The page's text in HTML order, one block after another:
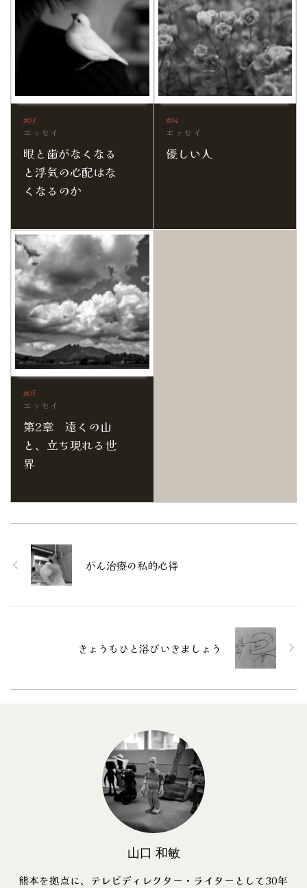
エッセイ
眼と歯がなくなる
と浮気の心配はな
くなるのか
エッセイ
優しい人
エッセイ
第2章 遠くの山
と、立ち現れる世
界
がん治療の私的心得
きょうもひと浴びいきましょう
山口 和敏
熊本を拠点に、テレビディレクター・ライターとして30年